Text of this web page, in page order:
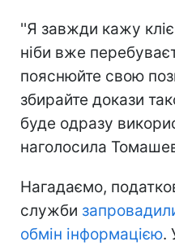
''Я завжди кажу
ніби вже
пояснюйте свою
збирайте докази
буде одразу
наголосила
Нагадаємо,
служби
обмін інформацією.